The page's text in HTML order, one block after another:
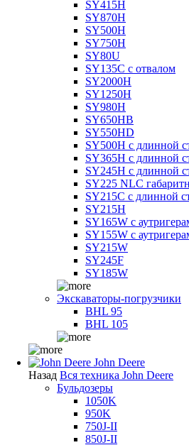
SY415H
SY870H
SY500H
SY750H
SY80U
SY135C с отвалом
SY2000H
SY1250H
SY980H
SY650HB
SY550HD
SY500H с длинной
SY365H с длинной
SY245H с длинной
SY225 NLC
SY215C с длинной
SY215H
SY165W с
SY155W с
SY215W
SY245F
SY185W
Экскаваторы-погрузчики
BHL 95
BHL 105
John Deere
Назад Вся техника John Deere
Бульдозеры
1050K
950K
750J-II
850J-II